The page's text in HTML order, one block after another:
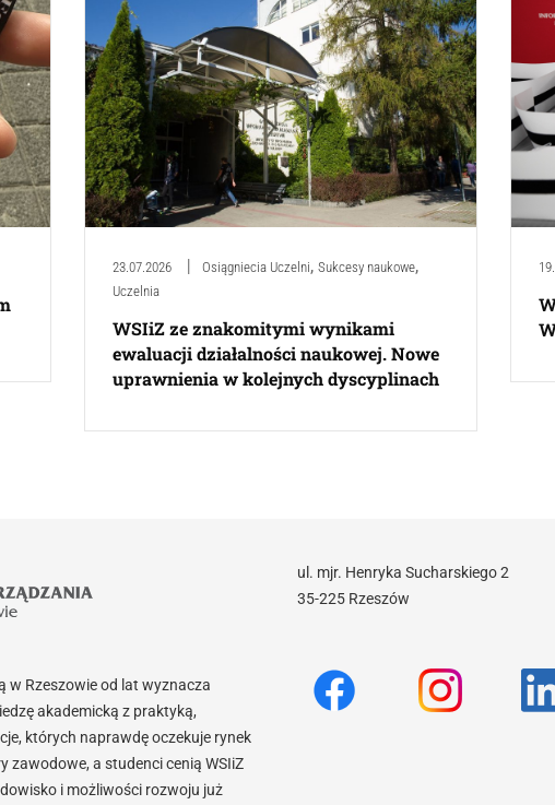
23.07.2026 Osiągniecia Uczelni, Sukcesy naukowe,
Uczelnia
WSIiZ ze znakomitymi wynikami
ewaluacji działalności naukowej. Nowe
uprawnienia w kolejnych dyscyplinach
w Rzeszowie od lat wyznacza
akademicką z praktyką,
których naprawdę oczekuje rynek
zawodowe, a studenci cenią WSIiZ
i możliwości rozwoju już
ul. mjr. Henryka Sucharskiego 2
35-225 Rzeszów